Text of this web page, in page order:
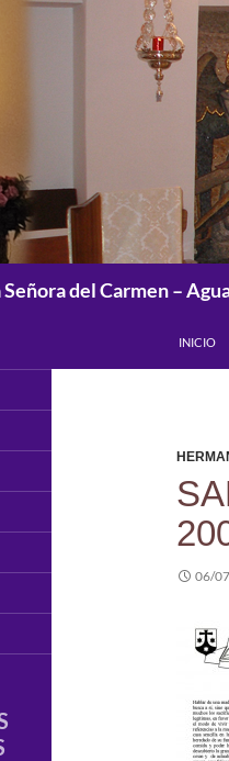
del Carmen –
INICIO
06/